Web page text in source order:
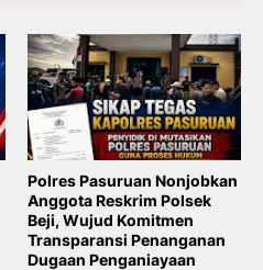
Polres Pasuruan Nonjobkan
Anggota Reskrim Polsek
Beji, Wujud Komitmen
Transparansi Penanganan
Dugaan Penganiayaan